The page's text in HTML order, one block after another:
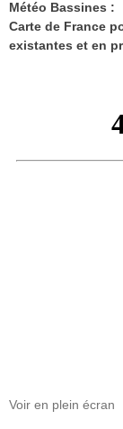
Météo Bassines :
Carte de France
existantes et en
Voir en plein écran